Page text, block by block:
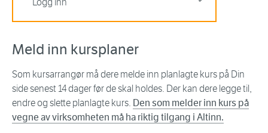
Meld inn kursplaner
Som kursarrangør må dere melde inn planlagte kurs på Din
side senest 14 dager før de skal holdes. Der kan dere legge til,
endre og slette planlagte kurs. Den som melder inn kurs på
vegne av virksomheten må ha riktig tilgang i Altinn.